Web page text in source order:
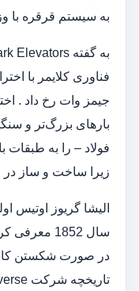
به سیستم قرقره با
جیمز وات رخ داد .
بارهای بزرگ‌تر و
فولاد – را به طبقات
زیرا ساخت و ساز
الیشا گریوز اوتیس
سال 1852
در صورت شکستن